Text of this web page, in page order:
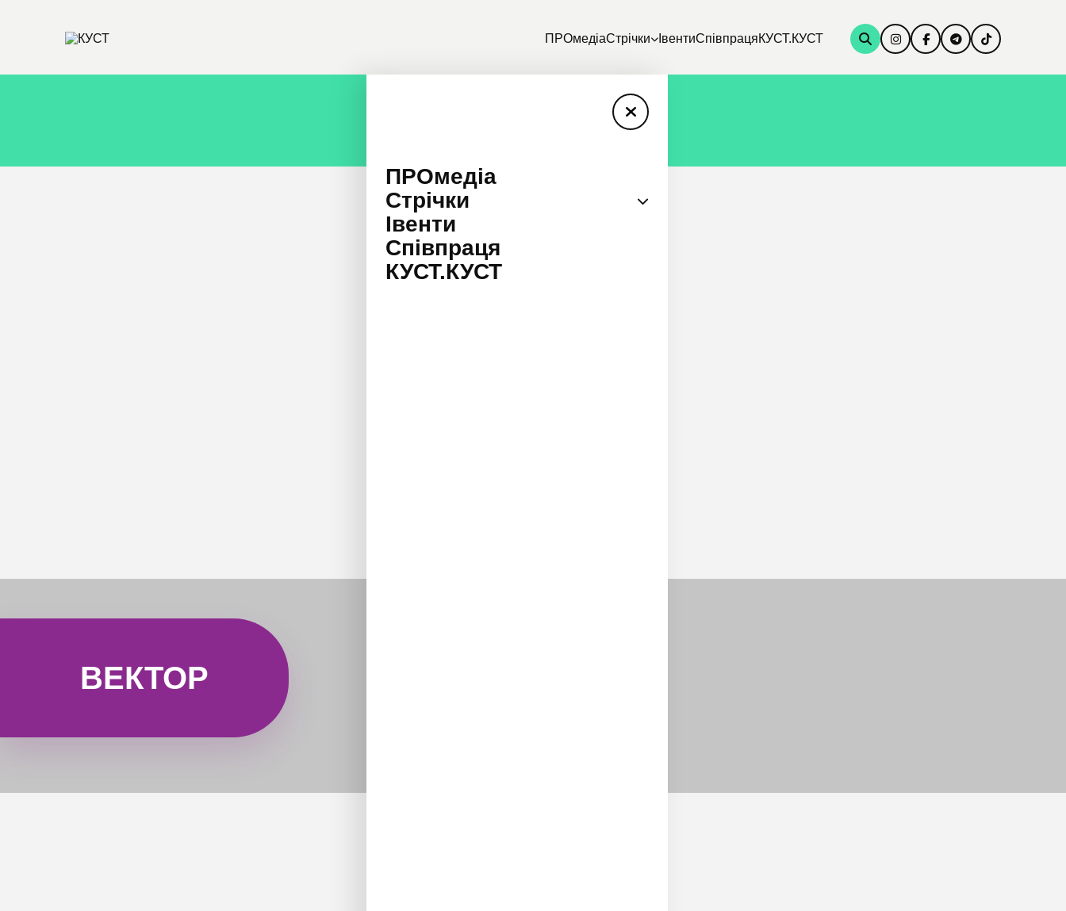
ПРОмедіаСтрічки ІвентиСпівпрацяКУСТ.КУСТ
ПРОмедіа
Стрічки
Івенти
Співпраця
КУСТ.КУСТ
ВЕКТОР